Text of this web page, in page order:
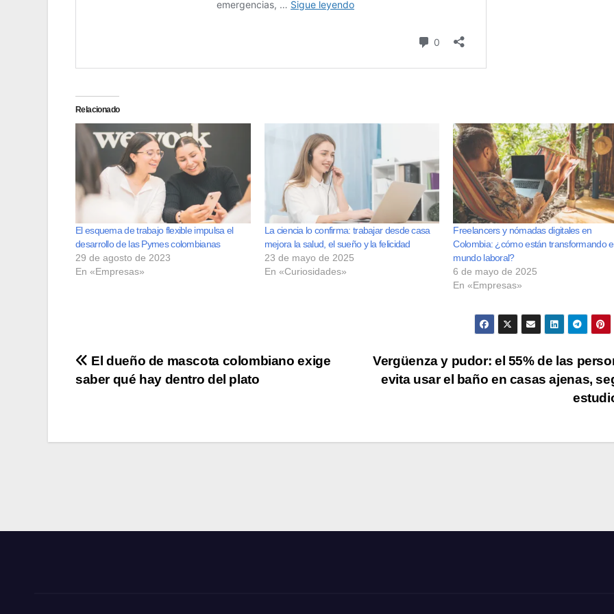
Relacionado
El esquema de trabajo flexible impulsa el
desarrollo de las Pymes colombianas
29 de agosto de 2023
En «Empresas»
La ciencia lo confirma: trabajar desde casa
mejora la salud, el sueño y la felicidad
23 de mayo de 2025
En «Curiosidades»
Freelancers y nómadas digitales en
Colombia: ¿cómo están transformando
mundo laboral?
6 de mayo de 2025
En «Empresas»
Navegación
Vergüenza y pudor: el 55% de las
evita usar el baño en casas ajenas,
El dueño de mascota colombiano exige
saber qué hay dentro del plato